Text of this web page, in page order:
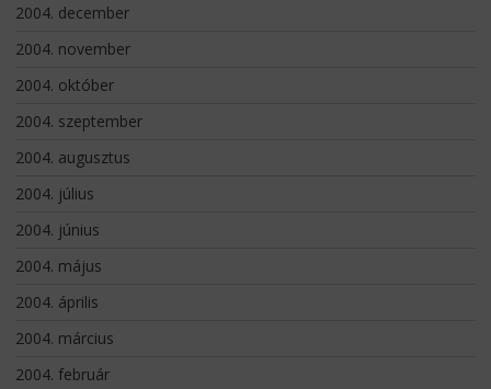
2004. december
2004. november
2004. október
2004. szeptember
2004. augusztus
2004. július
2004. június
2004. május
2004. április
2004. március
2004. február